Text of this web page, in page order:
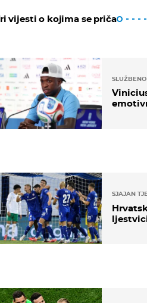
vijesti o kojima se priča
SLUŽBENO
SJAJAN